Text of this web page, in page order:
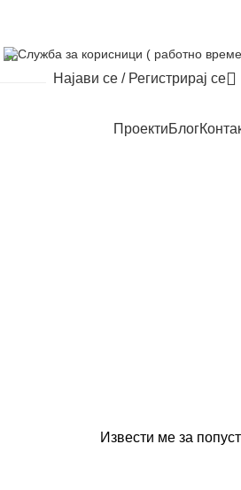
Служба за корисници ( работно
Најави се / Регистрирај се
ПроектиБлог
Извести ме за попуст